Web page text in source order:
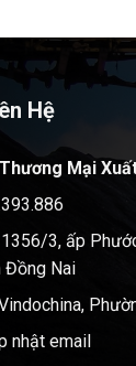
Hệ
Mại
3, ấp
Đồng Nai
nhật email